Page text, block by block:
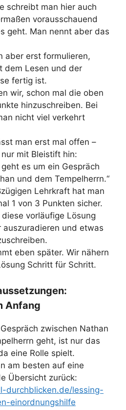
schreibt man hier auch
vorausschauend
geht. Man nennt aber das
aber erst formulieren,
dem Lesen und der
fertig ist.
wir, schon mal die oben
hinzuschreiben. Bei
nicht viel verkehrt
man erst mal offen –
mit Bleistift hin:
geht es um ein Gespräch
und dem Tempelherrn.“
Lehrkraft hat man
1 von 3 Punkten sicher.
vorläufige Lösung
auszuradieren und etwas
eben später. Wir nähern
Schritt für Schritt.
Anfang
zwischen Nathan
geht, ist nur das
eine Rolle spielt.
am besten auf eine
Übersicht zurück:
durchblicken.de/lessing-
einordnungshilfe